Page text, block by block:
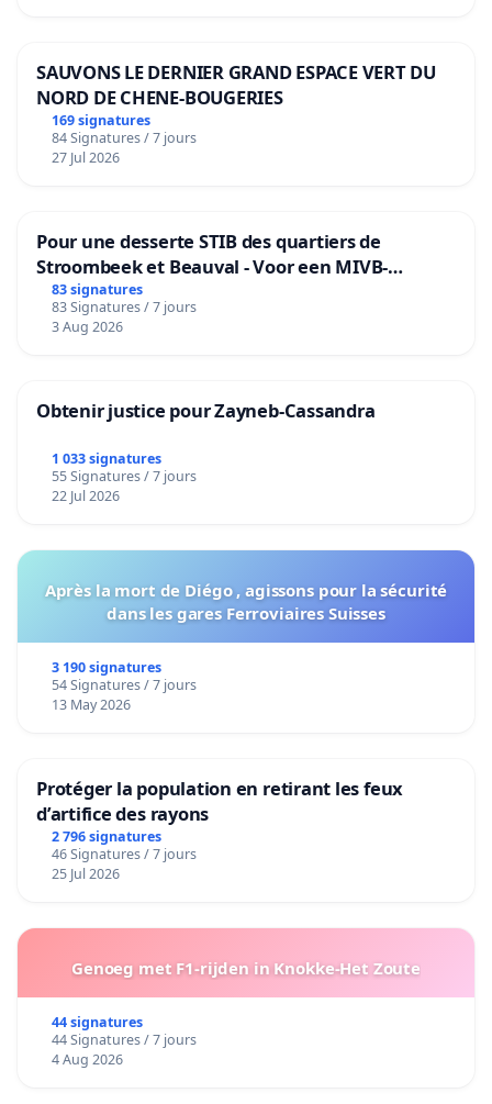
SAUVONS LE DERNIER GRAND ESPACE VERT DU
NORD DE CHENE-BOUGERIES
169 signatures
84 Signatures / 7 jours
27 Jul 2026
Pour une desserte STIB des quartiers de
Stroombeek et Beauval - Voor een MIVB-
bediening van de wijken Strombeek en Het
Voor
83 signatures
83 Signatures / 7 jours
3 Aug 2026
Obtenir justice pour Zayneb-Cassandra
1 033 signatures
55 Signatures / 7 jours
22 Jul 2026
Après la mort de Diégo , agissons pour la sécurité
dans les gares Ferroviaires Suisses
3 190 signatures
54 Signatures / 7 jours
13 May 2026
Protéger la population en retirant les feux
d’artifice des rayons
2 796 signatures
46 Signatures / 7 jours
25 Jul 2026
Genoeg met F1-rijden in Knokke-Het Zoute
44 signatures
44 Signatures / 7 jours
4 Aug 2026